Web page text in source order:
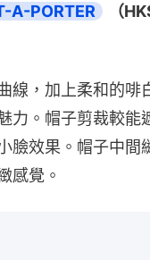
A-PORTER
（
線，加上柔和的啡
力。帽子剪裁較能
臉效果。帽子中間
感覺。